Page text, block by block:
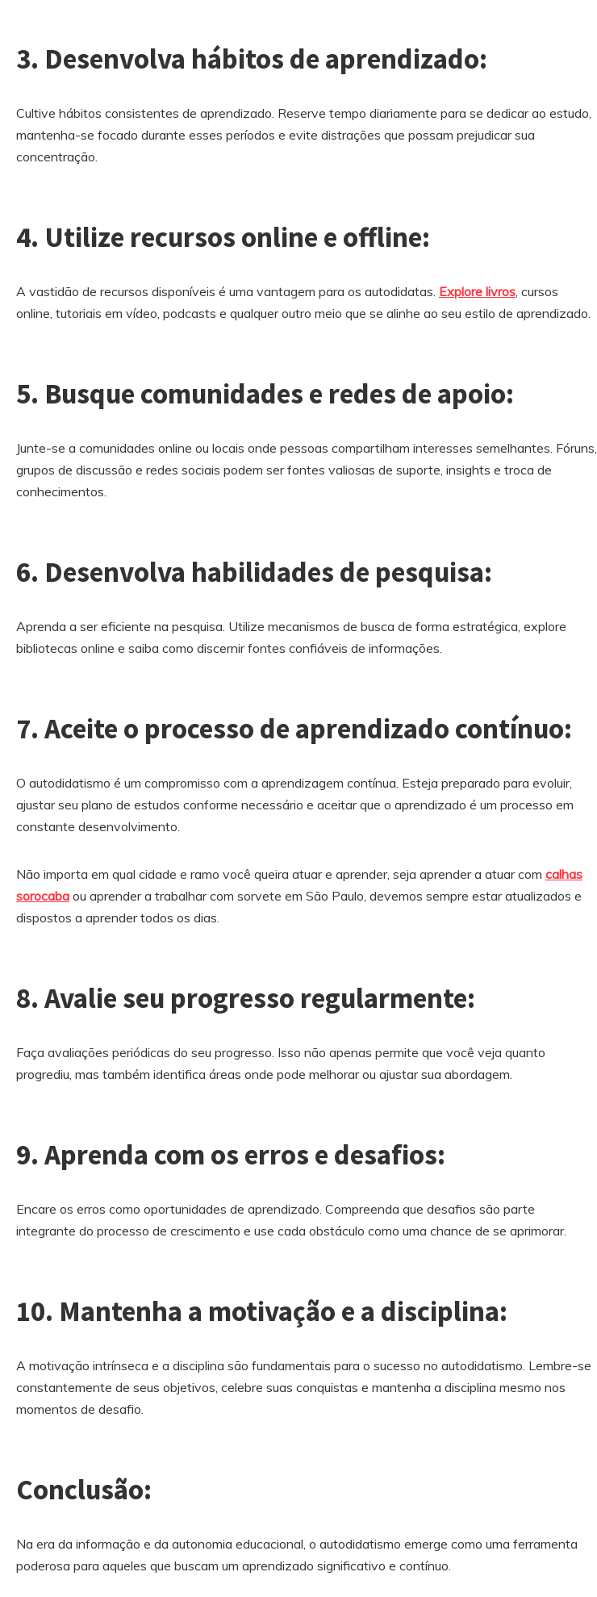
3. Desenvolva hábitos de aprendizado:
Cultive hábitos consistentes de aprendizado. Reserve tempo diariamente para se dedicar ao estudo,
mantenha-se focado durante esses períodos e evite distrações que possam prejudicar sua
concentração.
4. Utilize recursos online e offline:
A vastidão de recursos disponíveis é uma vantagem para os autodidatas. Explore livros, cursos
online, tutoriais em vídeo, podcasts e qualquer outro meio que se alinhe ao seu estilo de aprendizado.
5. Busque comunidades e redes de apoio:
Junte-se a comunidades online ou locais onde pessoas compartilham interesses semelhantes. Fóruns,
grupos de discussão e redes sociais podem ser fontes valiosas de suporte, insights e troca de
conhecimentos.
6. Desenvolva habilidades de pesquisa:
Aprenda a ser eficiente na pesquisa. Utilize mecanismos de busca de forma estratégica, explore
bibliotecas online e saiba como discernir fontes confiáveis de informações.
7. Aceite o processo de aprendizado contínuo:
O autodidatismo é um compromisso com a aprendizagem contínua. Esteja preparado para evoluir,
ajustar seu plano de estudos conforme necessário e aceitar que o aprendizado é um processo em
constante desenvolvimento.
Não importa em qual cidade e ramo você queira atuar e aprender, seja aprender a atuar com calhas
sorocaba ou aprender a trabalhar com sorvete em São Paulo, devemos sempre estar atualizados e
dispostos a aprender todos os dias.
8. Avalie seu progresso regularmente:
Faça avaliações periódicas do seu progresso. Isso não apenas permite que você veja quanto
progrediu, mas também identifica áreas onde pode melhorar ou ajustar sua abordagem.
9. Aprenda com os erros e desafios:
Encare os erros como oportunidades de aprendizado. Compreenda que desafios são parte
integrante do processo de crescimento e use cada obstáculo como uma chance de se aprimorar.
10. Mantenha a motivação e a disciplina:
A motivação intrínseca e a disciplina são fundamentais para o sucesso no autodidatismo. Lembre-se
constantemente de seus objetivos, celebre suas conquistas e mantenha a disciplina mesmo nos
momentos de desafio.
Conclusão:
Na era da informação e da autonomia educacional, o autodidatismo emerge como uma ferramenta
poderosa para aqueles que buscam um aprendizado significativo e contínuo.